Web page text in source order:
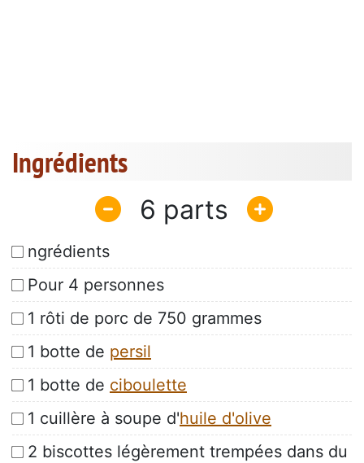
Ingrédients
6
ngrédients
Pour 4 personnes
1 rôti de porc de 750 grammes
1 botte de persil
1 botte de ciboulette
1 cuillère à soupe d'huile d'olive
2 biscottes légèrement trempées dans du